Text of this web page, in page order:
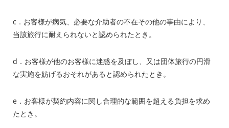
c．お客様が病気、必要な介助者の不在その他の事由により、
当該旅行に耐えられないと認められたとき。
d．お客様が他のお客様に迷惑を及ぼし、又は団体旅行の円滑
な実施を妨げるおそれがあると認められたとき。
e．お客様が契約内容に関し合理的な範囲を超える負担を求め
たとき。